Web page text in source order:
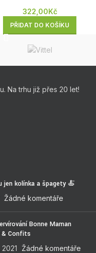
322,00Kč
PŘIDAT DO KOŠÍKU
Na trhu již přes 20 let!
jen kolínka a špagety 🍝
Žádné komentáře
Bonne Maman
& Confits
Žádné komentáře